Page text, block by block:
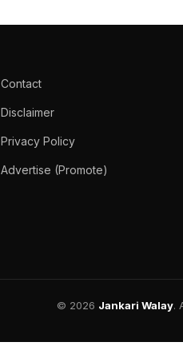
Contact
Disclaimer
Privacy Policy
Advertise (Promote)
© 2026 Jankari Walay.